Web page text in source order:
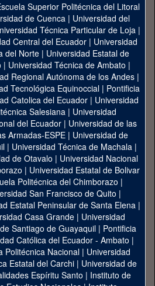
Superior Politécnica del Litoral
de Cuenca| Universidad del
Técnica Particular de Loja|
Central del Ecuador| Universidad
del Norte | Universidad Estatal de
| Universidad Técnica de Ambato |
Regional Autónoma de los Andes|
Tecnológica Equinoccial| Pontificia
Catolica del Ecuador | Universidad
Salesiana | Universidad
del Ecuador | Universidad de las
Armadas-ESPE | Universidad de
| Universidad Técnica de Machala|
de Otavalo | Universidad Nacional
| Universidad Estatal de Bolivar
Politécnica del Chimborazo |
San Francisco de Quito |
Estatal Peninsular de Santa Elena|
Casa Grande | Universidad
Santiago de Guayaquil| Pontificia
Católica del Ecuador - Ambato |
Politécnica Nacional| Universidad
Estatal del Carchi| Universidad de
Espíritu Santo | Instituto de